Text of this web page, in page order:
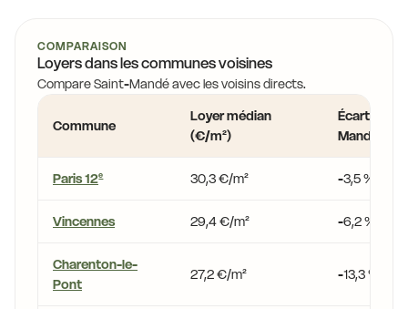
COMPARAISON
Loyers dans les communes voisines
Compare Saint-Mandé avec les voisins directs.
Commune
Loyer médian
(€/m²)
Écart vs
Mandé
Paris 12e 30,3 €/m² -3,5 %
Vincennes 29,4 €/m² -6,2 %
Charenton-le-
Pont
27,2 €/m² -13,3 %